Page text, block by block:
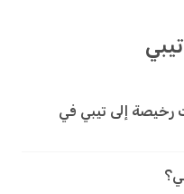
رخيصة إلى تيبي في